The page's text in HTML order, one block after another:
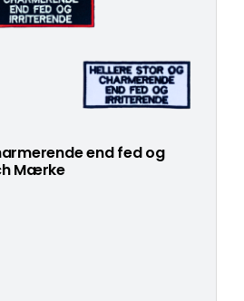
end fed og
Mærke